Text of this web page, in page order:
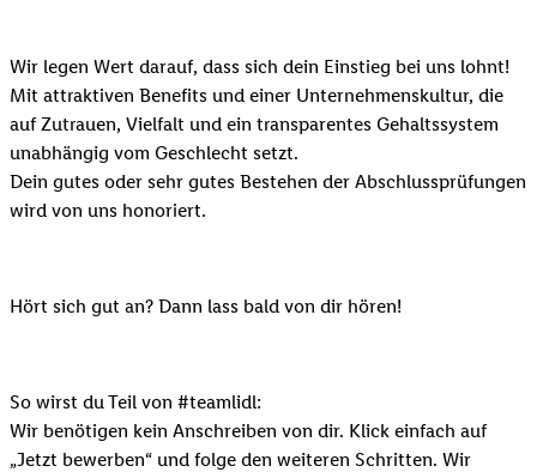
Wir legen Wert darauf, dass sich dein Einstieg bei uns lohnt!
Mit attraktiven Benefits und einer Unternehmenskultur, die
auf Zutrauen, Vielfalt und ein transparentes Gehaltssystem
unabhängig vom Geschlecht setzt.
Dein gutes oder sehr gutes Bestehen der Abschlussprüfungen
wird von uns honoriert.
Hört sich gut an? Dann lass bald von dir hören!
So wirst du Teil von #teamlidl:
Wir benötigen kein Anschreiben von dir. Klick einfach auf
„Jetzt bewerben“ und folge den weiteren Schritten. Wir